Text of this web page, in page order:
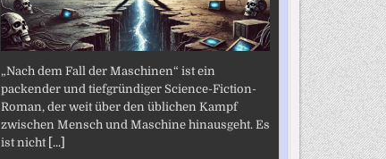
„Nach dem Fall der Maschinen“ ist ein
packender und tiefgründiger Science-Fiction-
Roman, der weit über den üblichen Kampf
zwischen Mensch und Maschine hinausgeht. Es
ist nicht [...]